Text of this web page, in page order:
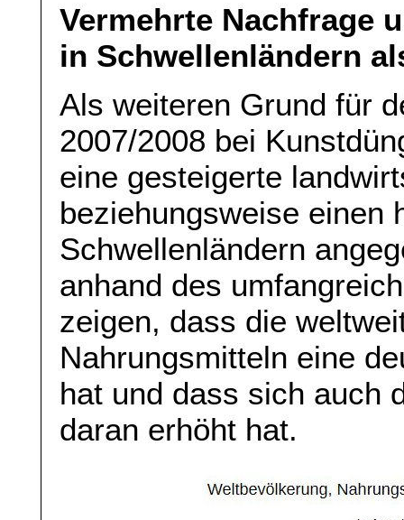
Vermehrte Nachfrage
in Schwellenländern
Als weiteren Grund für
2007/2008 bei
eine gesteigerte
beziehungsweise einen
Schwellenländern
anhand des
zeigen, dass die
Nahrungsmitteln eine
hat und dass sich auch
daran erhöht hat.